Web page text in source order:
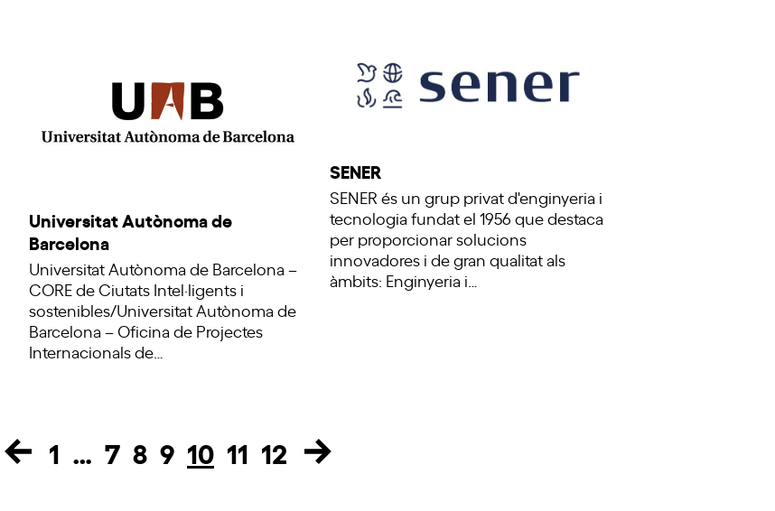
Universitat Autònoma de
Barcelona
Universitat Autònoma de Barcelona –
CORE de Ciutats Intel·ligents i
sostenibles/Universitat Autònoma de
Barcelona – Oficina de Projectes
Internacionals de…
SENER
SENER és un grup privat d'enginyeria i
tecnologia fundat el 1956 que destaca
per proporcionar solucions
innovadores i de gran qualitat als
àmbits: Enginyeria i…
Page
1 … Page
7 Page
8 Page
9 Page
10 Page
11 Page
12